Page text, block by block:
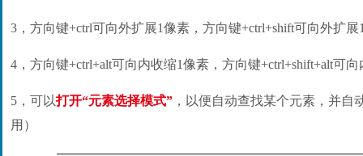
3，方向键+ctrl可向外扩展1像素，方向键+ctrl+shift可向外扩展
4，方向键+ctrl+alt可向内收缩1像素，方向键+ctrl+shift+alt可
5，可以打开“元素选择模式” ，以便自动查找某个元素，并自
用）